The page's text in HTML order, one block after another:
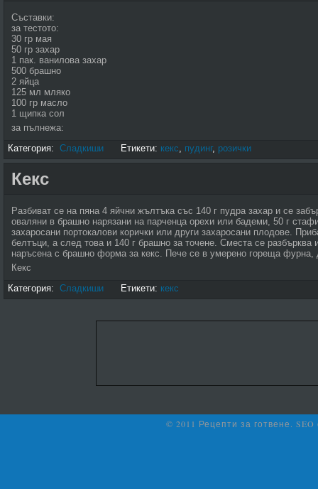
Съставки:
за тестото:
30 гр мая
50 гр захар
1 пак. ванилова захар
500 брашно
2 яйца
125 мл мляко
100 гр масло
1 щипка сол
за пълнежа:
Категория: Сладкиши Етикети: кекс, пудинг, розички
Кекс
Разбиват се на пяна 4 яйчни жълтъка със 140 г пудра захар и се
оваляни в брашно нарязани на парченца орехи или бадеми, 50 г
захаросани портокалови корички или други захаросани плодове.
белтъци, а след това и 140 г брашно за точене. Сместа се разбърква
наръсена с брашно форма за кекс. Пече се в умерено гореща фурна,
Кекс
Категория: Сладкиши Етикети: кекс
© 2011 Рецепти за готвене.